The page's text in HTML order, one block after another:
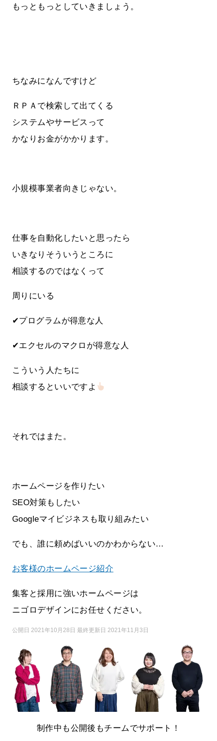
もっともっとしていきましょう。
ちなみになんですけど
ＲＰＡで検索して出てくる
システムやサービスって
かなりお金がかかります。
小規模事業者向きじゃない。
仕事を自動化したいと思ったら
いきなりそういうところに
相談するのではなくって
周りにいる
✔プログラムが得意な人
✔エクセルのマクロが得意な人
こういう人たちに
相談するといいですよ
それではまた。
ホームページを作りたい
SEO対策もしたい
Googleマイビジネスも取り組みたい
でも、誰に頼めばいいのかわからない…
お客様のホームページ紹介
集客と採用に強いホームページは
ニゴロデザインにお任せください。
公開日 2021年10月28日 最終更新日 2021年11月3日
制作中も公開後もチームでサポート！